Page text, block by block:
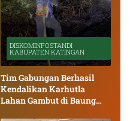
DISKOMINFOSTANDI
KABUPATEN KATINGAN
Tim Gabungan Berhasil
Kendalikan Karhutla
Lahan Gambut di Baung